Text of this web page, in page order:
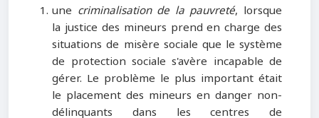
une criminalisation de la pauvreté, lorsque
la justice des mineurs prend en charge des
situations de misère sociale que le système
de protection sociale s'avère incapable de
gérer. Le problème le plus important était
le placement des mineurs en danger non-
délinquants dans les centres de